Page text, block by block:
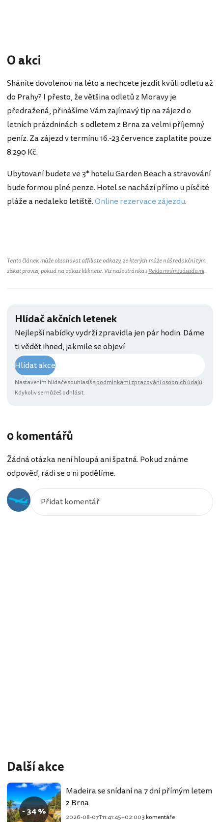
O akci
Sháníte dovolenou na léto a nechcete jezdit kvůli odletu až
do Prahy? I přesto, že většina odletů z Moravy je
předražená, přinášíme Vám zajímavý tip na zájezd o
letních prázdninách s odletem z Brna za velmi příjemný
peníz. Za zájezd v termínu 16.-23.července zaplatíte pouze
8.290 Kč.
Ubytovaní budete ve 3* hotelu Garden Beach a stravování
bude formou plné penze. Hotel se nachází přímo u písčité
pláže a nedaleko letiště.Online rezervace zájezdu.
Tento článek může obsahovat affiliate odkazy, ze kterých může náš redakční tým
získat provizi, pokud na odkaz kliknete. Viz naše stránka sReklamními zásadami.
Hlídač akčních letenek
Nejlepší nabídky vydrží zpravidla jen pár hodin. Dáme
ti vědět ihned, jakmile se objeví
Hlídat akce
Nastavením hlídače souhlasíš spodmínkami zpracování osobních údajů.
Kdykoliv se můžeš odhlásit.
0 komentářů
Žádná otázka není hloupá ani špatná. Pokud známe
odpověď, rádi se o ni podělíme.
Další akce
- 34 %
Madeira se snídaní na 7 dní přímým letem
z Brna
2026-08-07T11:41:45+02:003 komentáře